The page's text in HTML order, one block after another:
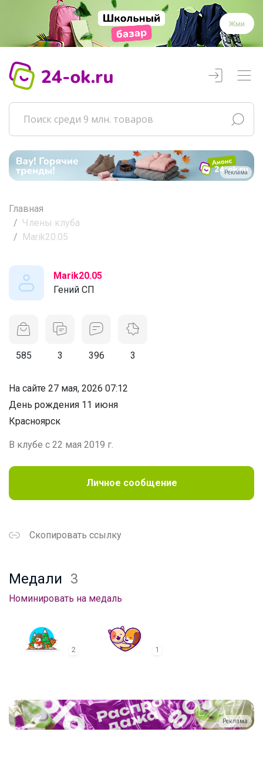
Жми
Реклама
Главная
Члены клуба
Marik20.05
Marik20.05
Гений СП
585 3 396 3
На сайте 27 мая, 2026 07:12
День рождения 11 июня
Красноярск
В клубе с 22 мая 2019 г.
Личное сообщение
Скопировать ссылку
Медали 3
Номинировать на медаль
2 1
Реклама